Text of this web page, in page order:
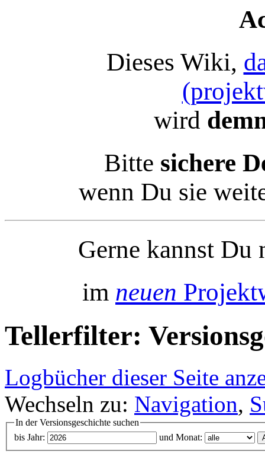
Dieses Wiki,
wird
Bitte sichere
wenn Du sie
Gerne kannst Du
im neuen
Tellerfilter:
Logbücher dieser Seite
Wechseln zu: Navigation,
In der Versionsgeschichte suchen
bis Jahr:
und Monat: